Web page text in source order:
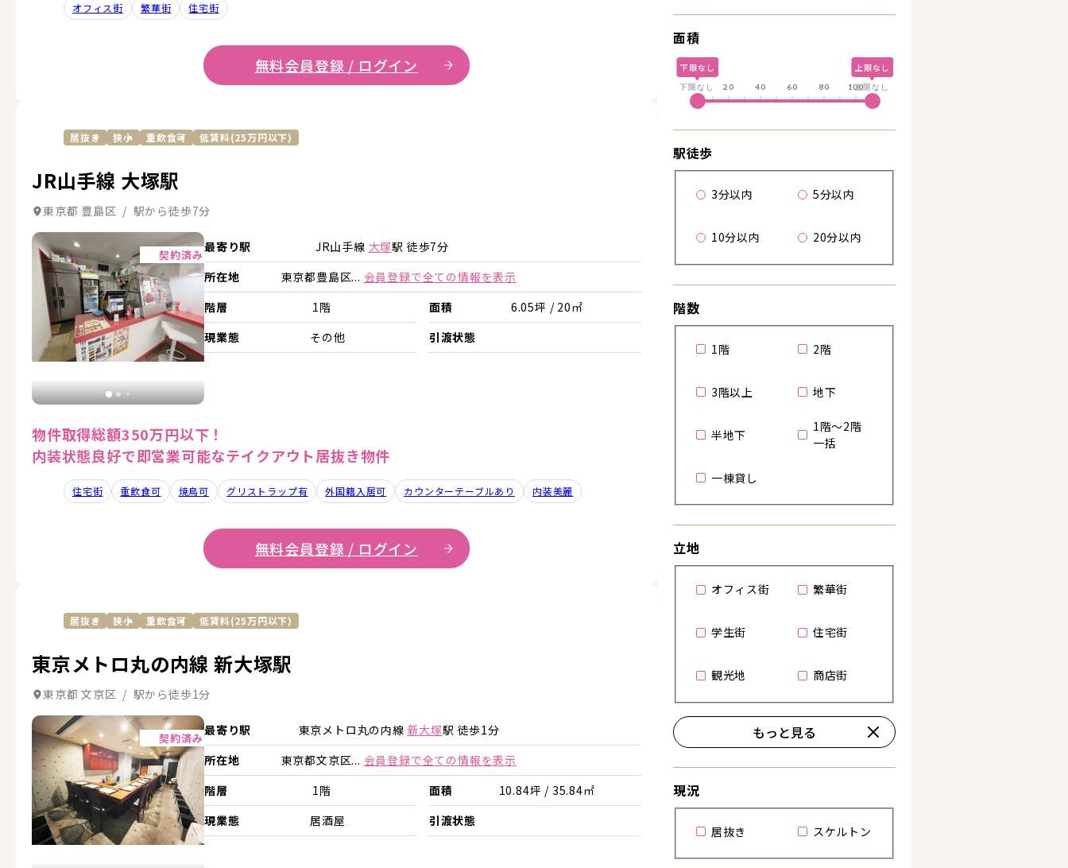
オフィス街 繁華街 住宅街
無料会員登録 / ログイン
居抜き 狭小 重飲食可 低賃料(25万円以下)
JR山手線 大塚駅
東京都 豊島区 / 駅から徒歩7分
契約済み
詳細を見る 詳細を見る 詳細を見る
最寄り駅 JR山手線 大塚駅 徒歩7分
所在地
東京都豊島区... 会員登録で全ての情報を表示
階層
1階 面積
6.05坪 / 20㎡
現業態
その他 引渡状態
物件取得総額350万円以下！
内装状態良好で即営業可能なテイクアウト居抜き物件
住宅街 重飲食可 焼鳥可 グリストラップ有 外国籍入居可 カウンターテーブルあり 内装美麗
無料会員登録 / ログイン
詳細を見る
居抜き 狭小 重飲食可 低賃料(25万円以下)
東京メトロ丸の内線 新大塚駅
東京都 文京区 / 駅から徒歩1分
契約済み
詳細を見る 詳細を見る 詳細を見る 詳細を見る
最寄り駅 東京メトロ丸の内線 新大塚駅 徒歩1分
所在地
東京都文京区... 会員登録で全ての情報を表示
階層
1階 面積
10.84坪 / 35.84㎡
現業態
居酒屋 引渡状態
詳細を見る
面積
下限なし 上限なし
下限なし 20 40 60 80 100
上限なし
駅徒歩
3分以内 5分以内
10分以内 20分以内
階数
1階 2階
3階以上 地下
半地下
1階～2階
一括
一棟貸し
立地
オフィス街 繁華街
学生街 住宅街
観光地 商店街
もっと見る
現況
居抜き スケルトン